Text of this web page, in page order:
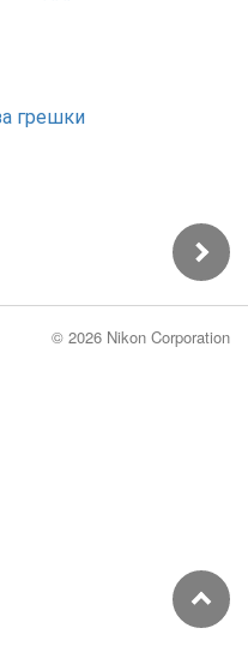
грешки
© 2026 Nikon Corporation